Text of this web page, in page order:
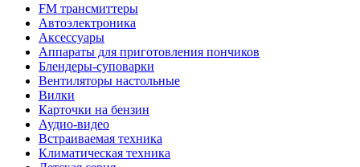
FM трансмиттеры
Автоэлектроника
Аксессуары
Аппараты для приготовления пончиков
Блендеры-суповарки
Вентиляторы настольные
Вилки
Карточки на бензин
Аудио-видео
Встраиваемая техника
Климатическая техника